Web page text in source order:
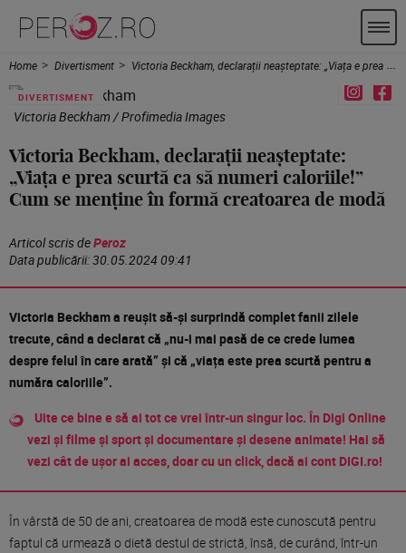
Home Divertisment Victoria Beckham, declarații neașteptate: „Viața e prea scurtă ca să numeri caloriile!” Cum se menține în formă creatoarea de modă
DIVERTISMENT
Victoria Beckham / Profimedia Images
Victoria Beckham, declarații neașteptate:
„Viața e prea scurtă ca să numeri caloriile!”
Cum se menține în formă creatoarea de modă
Articol scris dePeroz
Data publicării:30.05.2024 09:41
Victoria Beckham a reușit să-și surprindă complet fanii zilele
trecute, când a declarat că „nu-i mai pasă de ce crede lumea
despre felul în care arată” și că „viața este prea scurtă pentru a
număra caloriile”.
Uite ce bine e să ai tot ce vrei într-un singur loc. În Digi Online
vezi și filme și sport și documentare și desene animate! Hai să
vezi cât de ușor ai acces, doar cu un click, dacă ai cont DIGI.ro!
În vârstă de 50 de ani, creatoarea de modă este cunoscută pentru
faptul că urmează o dietă destul de strictă, însă, de curând, într-un